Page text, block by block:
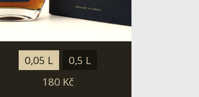
0,05 L
0,5 L
180 Kč